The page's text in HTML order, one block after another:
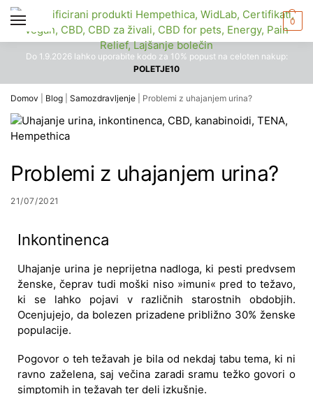
0
Do 1.9.2026 lahko uporabite kodo za 10% popust na celoten nakup:
POLETJE10
Domov Blog Samozdravljenje Problemi z uhajanjem urina?
Problemi z uhajanjem urina?
21/07/2021
Inkontinenca
Uhajanje urina je neprijetna nadloga, ki pesti predvsem
ženske, čeprav tudi moški niso »imuni« pred to težavo,
ki se lahko pojavi v različnih starostnih obdobjih.
Ocenjujejo, da bolezen prizadene približno 30% ženske
populacije.
Pogovor o teh težavah je bila od nekdaj tabu tema, ki ni
ravno zaželena, saj večina zaradi sramu težko govori o
simptomih in težavah ter deli izkušnje.